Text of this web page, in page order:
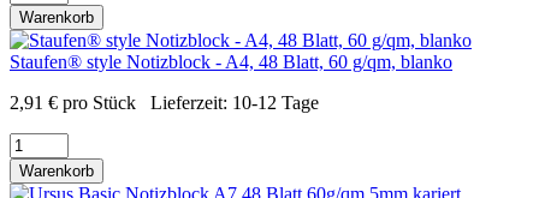
Warenkorb
Staufen® style Notizblock - A4, 48 Blatt, 60 g/qm, blanko
2,91 € pro Stück Lieferzeit: 10-12 Tage
Warenkorb